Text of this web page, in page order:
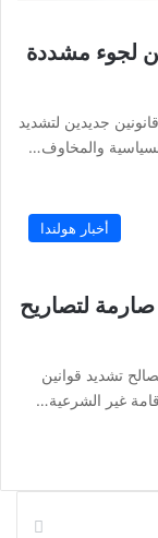
لجوء مشددة
جديدين لتشديد
والمخاوف…
أخبار هولندا
صارمة لتصاريح
تشديد قوانين
غير الشرعية…